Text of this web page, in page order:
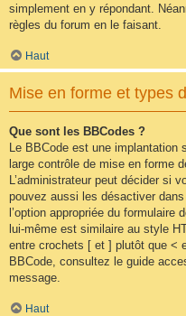
simplement en y répondant.
règles du forum en le faisant.
Haut
Mise en forme et types
Que sont les BBCodes ?
Le BBCode est une implantation
large contrôle de mise en forme
L’administrateur peut décider si
pouvez aussi les désactiver
l’option appropriée du
lui-même est similaire au style
entre crochets [ et ] plutôt que <
BBCode, consultez le guide
message.
Haut